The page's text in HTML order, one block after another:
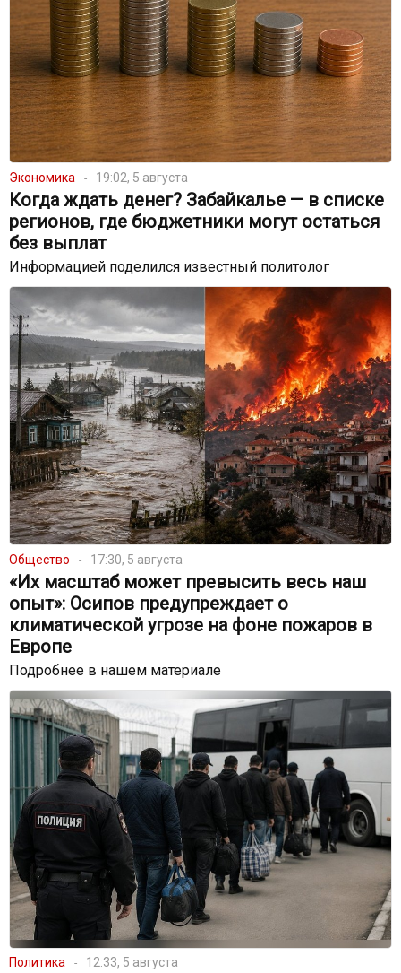
Экономика 19:02, 5 августа
Когда ждать денег? Забайкалье — в списке
регионов, где бюджетники могут остаться
без выплат
Информацией поделился известный политолог
Общество 17:30, 5 августа
«Их масштаб может превысить весь наш
опыт»: Осипов предупреждает о
климатической угрозе на фоне пожаров в
Европе
Подробнее в нашем материале
Политика 12:33, 5 августа